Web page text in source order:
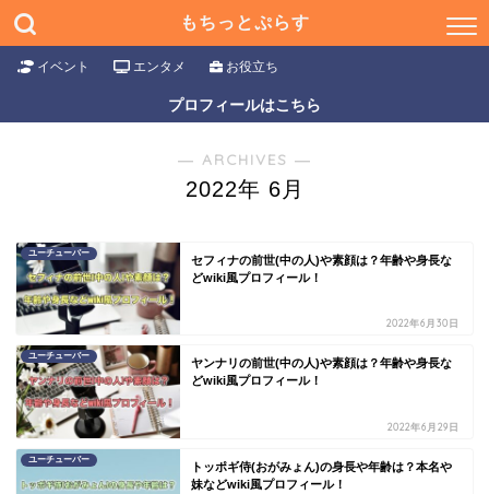
もちっとぷらす
イベント エンタメ お役立ち
プロフィールはこちら
― ARCHIVES ―
2022年 6月
ユーチューバー
セフィナの前世(中の人)や素顔は？年齢や身長な
どwiki風プロフィール！
2022年6月30日
ユーチューバー
ヤンナリの前世(中の人)や素顔は？年齢や身長な
どwiki風プロフィール！
2022年6月29日
ユーチューバー
トッポギ侍(おがみょん)の身長や年齢は？本名や
妹などwiki風プロフィール！